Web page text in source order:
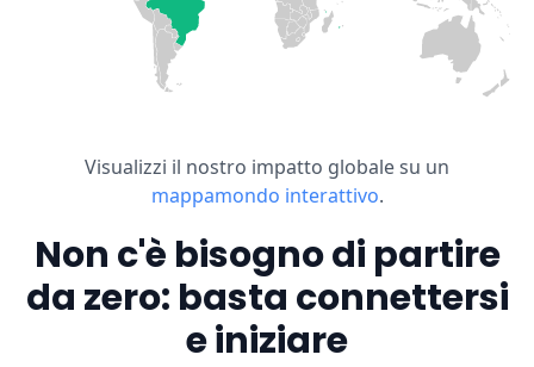
Visualizzi il nostro impatto globale su un
mappamondo interattivo.
Non c'è bisogno di partire
da zero: basta connettersi
e iniziare